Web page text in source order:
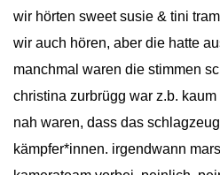
wir hörten sweet susie & tini
wir auch hören, aber die hatte
manchmal waren die stimmen
christina zurbrügg war z.b.
nah waren, dass das
kämpfer*innen. irgendwann